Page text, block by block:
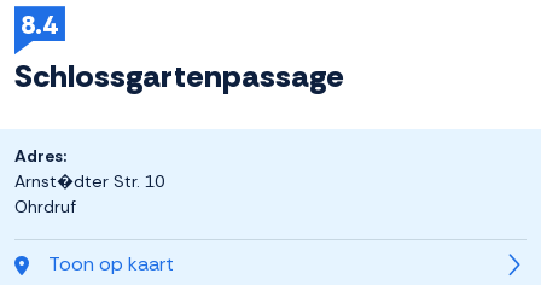
8.4
Schlossgartenpassage
Toon op kaart
Adres:
Arnst�dter Str. 10
Ohrdruf